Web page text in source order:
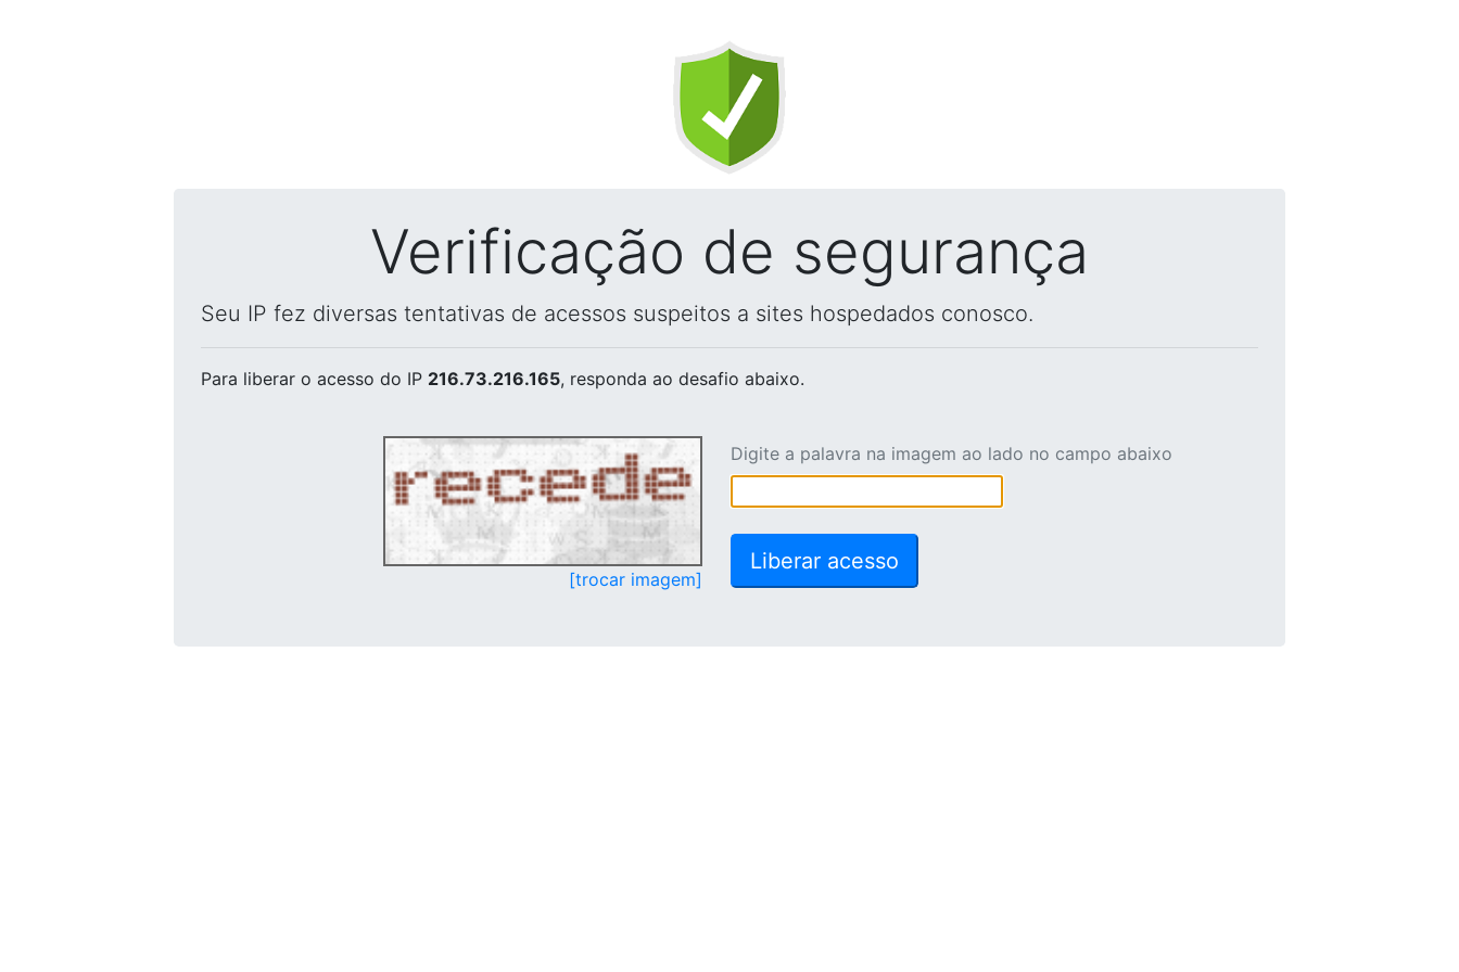
Verificação de segurança
Seu IP fez diversas tentativas de acessos suspeitos a sites hospedados conosco.
Para liberar o acesso do IP 216.73.216.165, responda ao desafio abaixo.
[trocar imagem]
Digite a palavra na imagem ao lado no campo abaixo